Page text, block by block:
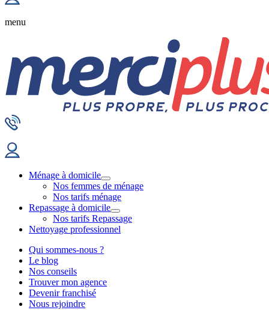
menu
Ménage à domicile
Nos femmes de ménage
Nos tarifs ménage
Repassage à domicile
Nos tarifs Repassage
Nettoyage professionnel
Qui sommes-nous ?
Le blog
Nos conseils
Trouver mon agence
Devenir franchisé
Nous rejoindre